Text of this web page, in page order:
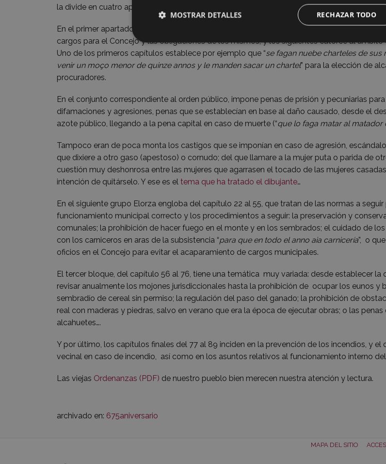
la divide en cuatro apartados.
En el primer apartado incluye los 21 primeros capítulos de los que los iniciales
cargos para el Concejo y las obligaciones de los mismos, y los siguientes catorce al
Uno de los primeros capítulos establece por ejemplo que “se fagan nuebe charteles de sus
venir un moço menor de quinze annos y le manden sacar un chartel” para la elección de
procuradores.
En el conjunto correspondiente al orden público, impone penas de prisión y pecuniarias
difamaciones y agresiones, penas que se establecían en base al daño causado, desde el
azote público, llegando a la pena capital en caso de muerte (“que lo faga matar al matador
Tampoco eran de poca monta los castigos que se imponían en caso de agresión,
que dixiere a otro gaso (apestoso) o cornudo; del que llamare a la mujer puta o parida de
cuestión muy deshonrosa entre las mujeres que agarrasen el tocado de las mujeres
intención de quitárselo. Y ese es el tema que ha tratado el dibujante…
En el siguiente grupo Elorza engloba del capítulo 22 al 55, que tratan de las normas a seguir
funcionamiento municipal correcto y los procedimientos a seguir: la preservación y
comunales; la prohibición de hacer fuego en el monte y en los sembrados; el cuidado de
con los carniceros en aras de la subsistencia “para que en todo el anno aia carnicería”, o
oficios en el Concejo para evitar el acaparamiento de cargos municipales.
El tercer bloque, del capítulo 56 al 76, tiene una temática muy variada: desde establecer la
revisar anualmente los mojones jurisdiccionales hasta la prohibición de ocupar los eunos y
sembradío de cereal sin permiso; la regulación del paso del ganado; la prohibición de
real con maderas y piedras, salvo en verano que era la época de ejecutar obras; o las
alcahuetes….
Y por último, los capítulos finales del 77 al 89 inciden en la prevención de los incendios, y
vecinal en caso de incendio, así como en los asuntos relativos al funcionamiento interno
Las viejas Ordenanzas (PDF) de nuestro pueblo bien merecen nuestra atención y lectura.
archivado en: 675aniversario
MAPA DEL SITIO
RECHAZAR TODO
MOSTRAR DETALLES